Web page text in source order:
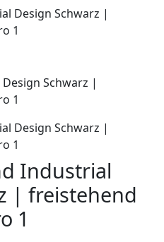
Schwarz |
1
Industrial
| freistehend
1